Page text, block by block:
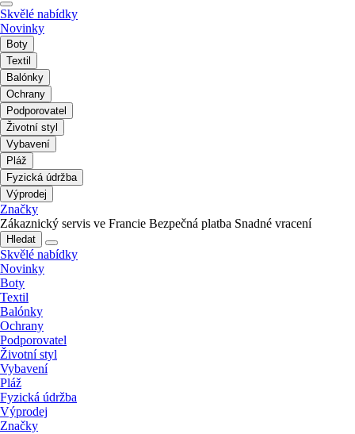
Skvělé nabídky
Novinky
Boty
Textil
Balónky
Ochrany
Podporovatel
Životní styl
Vybavení
Pláž
Fyzická údržba
Výprodej
Značky
Zákaznický servis ve Francie Bezpečná platba Snadné vracení
Hledat
Skvělé nabídky
Novinky
Boty
Textil
Balónky
Ochrany
Podporovatel
Životní styl
Vybavení
Pláž
Fyzická údržba
Výprodej
Značky